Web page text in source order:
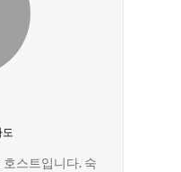
스트입니다. 숙